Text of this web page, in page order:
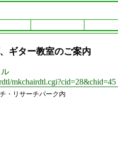
ギター教室のご案内
mkchairdtl.cgi?cid=28&chid=45
・リサーチパーク内